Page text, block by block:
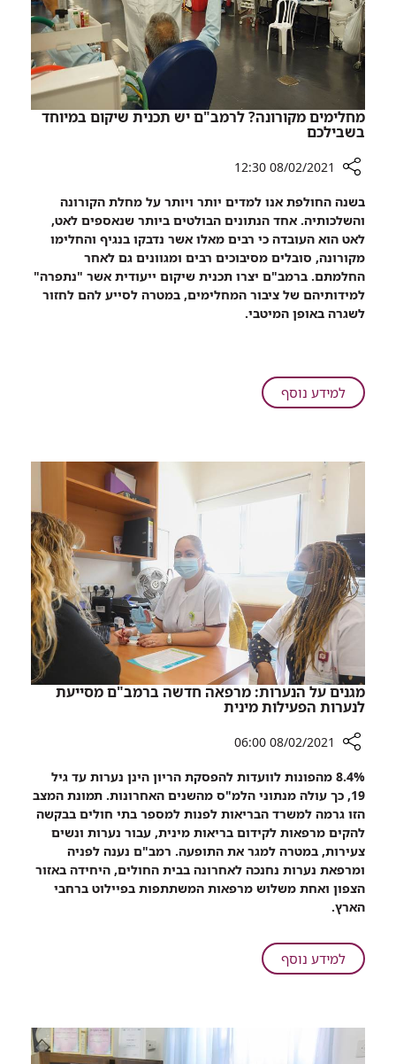
הריון
אחר
תאומים
זהים
מחלימים מקורונה? לרמב"ם יש תכנית שיקום במיוחד
בשבילכם
שיתוף
מחלימים
מקורונה?
לרמב"ם
תכנית
שיקום
08/02/2021 12:30
בשנה החולפת אנו למדים יותר ויותר על מחלת הקורונה
והשלכותיה. אחד הנתונים הבולטים ביותר שנאספים לאט,
לאט הוא העובדה כי רבים מאלו אשר נדבקו בנגיף והחלימו
מקורונה, סובלים מסיבוכים רבים ומגוונים גם לאחר
החלמתם. ברמב"ם יצרו תכנית שיקום ייעודית אשר "נתפרה"
למידותיהם של ציבור המחלימים, במטרה לסייע להם לחזור
לשגרה באופן המיטבי.
למידע נוסףעל
מחלימים
תכנית
שיקום
מגנים על הנערות: מרפאה חדשה ברמב"ם מסייעת
לנערות הפעילות מינית
שיתוף
מגנים
הנערות:
מרפאה
חדשה
ברמב"ם
מסייעת
הפעילות
מינית
08/02/2021 06:00
8.4% מהפונות לוועדות להפסקת הריון הינן נערות עד גיל
19, כך עולה מנתוני הלמ"ס מהשנים האחרונות. תמונת המצב
הזו גרמה למשרד הבריאות לפנות למספר בתי חולים בבקשה
להקים מרפאות לקידום בריאות מינית, עבור נערות ונשים
צעירות, במטרה למגר את התופעה. רמב"ם נענה לפניה
ומרפאת נערות נחנכה לאחרונה בבית החולים, היחידה באזור
הצפון ואחת משלוש מרפאות המשתתפות בפיילוט ברחבי
הארץ.
למידע נוסףעל
מגנים